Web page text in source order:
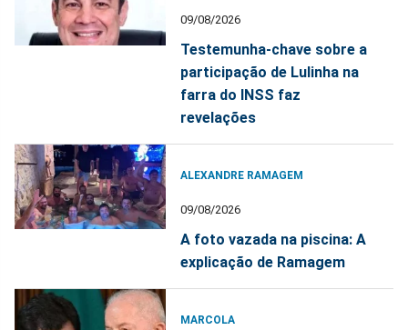
09/08/2026
Testemunha-chave sobre a
participação de Lulinha na
farra do INSS faz
revelações
ALEXANDRE RAMAGEM
09/08/2026
A foto vazada na piscina: A
explicação de Ramagem
MARCOLA